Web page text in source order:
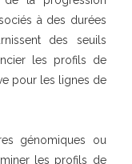
à des durées
des seuils
les profils de
pour les lignes de
génomiques ou
les profils de